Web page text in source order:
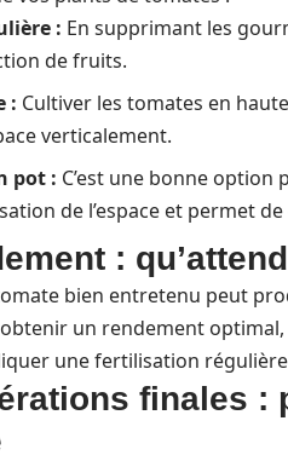
: En supprimant les
de fruits.
: Cultiver les tomates en
verticalement.
pot : C’est une bonne
de l’espace et permet
:
bien entretenu peut
un rendement
une fertilisation
finales :